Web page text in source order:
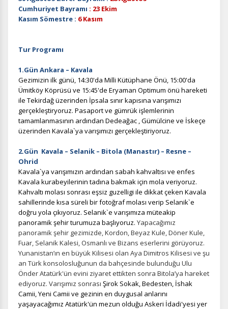
Cumhuriyet Bayramı : 23 Ekim
Kasım Sömestre : 6 Kasım
Tur Programı
1.Gün Ankara – Kavala
Gezimizin ilk günü, 14:30'da Milli Kütüphane Önü, 15:00'da
Ümitköy Köprüsü ve 15:45'de Eryaman Optimum önü hareketi
ile Tekirdağ üzerinden İpsala sınır kapısına varışımızı
gerçekleştiryoruz. Pasaport ve gümrük işlemlerinin
tamamlanmasının ardından Dedeağac , Gümülcine ve İskeçe
üzerinden Kavala`ya varışımızı gerçekleştiriyoruz.
2.Gün Kavala – Selanik – Bitola (Manastır) – Resne –
Ohrid
Kavala`ya varışımızın ardından sabah kahvaltısı ve enfes
Kavala kurabeyilerinin tadına bakmak için mola veriyoruz.
Kahvaltı molası sonrası eşsiz guzelligi ile dikkat çeken Kavala
sahillerinde kısa süreli bir fotoğraf molası verip Selanik`e
doğru yola çıkıyoruz. Selanik`e varışımıza müteakip
panoramik şehir turumuza başlıyoruz. Yapacağımız
panoramik şehir gezimizde, Kordon, Beyaz Kule, Döner Kule,
Fuar, Selanik Kalesi, Osmanlı ve Bizans eserlerini görüyoruz.
Yunanistan’ın en büyük Kilisesi olan Aya Dimitros Kilisesi ve şu
an Türk konsolosluğunun da bahçesinde bulunduğu Ulu
Önder Atatürk'ün evini ziyaret ettikten sonra Bitola’ya hareket
ediyoruz. Varışımız sonrası Şirok Sokak, Bedesten, İshak
Camii, Yeni Camii ve gezinin en duygusal anlarını
yaşayacağımız Atatürk'ün mezun olduğu Askeri İdadi'yesi yer